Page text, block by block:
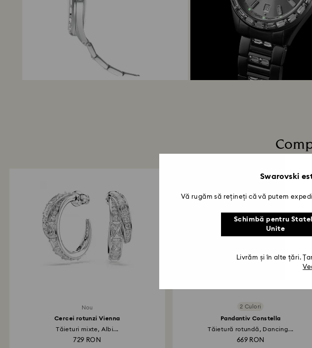
Nou
Cercei rotunzi Vienna
Tăieturi mixte, Albi...
729 RON
2 Culori
Pandantiv Constella
Tăietură rotundă, Dancing...
669 RON
Swarovski
Vă rugăm să rețineți că vă putem
Schimbă pentru
Unite
Livrăm și în alte țări.